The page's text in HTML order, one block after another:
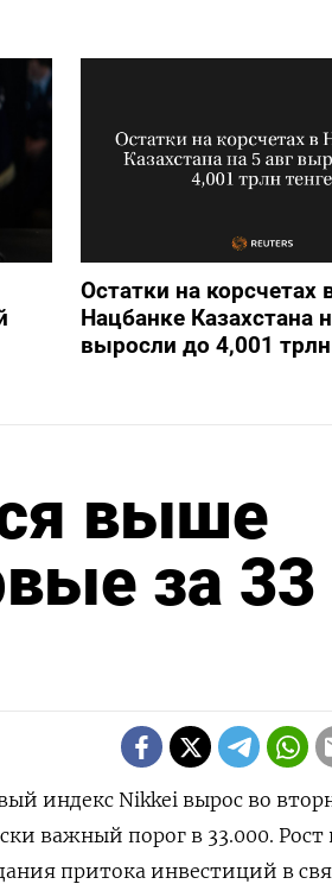
Остатки на корсчетах
Нацбанке Казахстана
выросли до 4,001 трлн
выше
за 33
индекс Nikkei вырос во
важный порог в 33.000. Рост
притока инвестиций в